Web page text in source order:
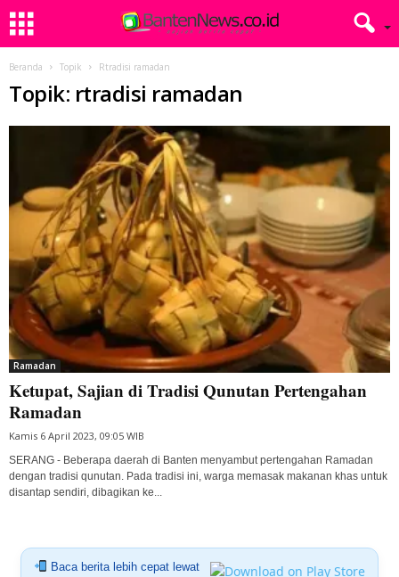
Beranda Topik Rtradisi ramadan
Topik: rtradisi ramadan
Ramadan
Ketupat, Sajian di Tradisi Qunutan Pertengahan
Ramadan
Kamis 6 April 2023, 09:05 WIB
SERANG - Beberapa daerah di Banten menyambut pertengahan Ramadan
dengan tradisi qunutan. Pada tradisi ini, warga memasak makanan khas untuk
disantap sendiri, dibagikan ke...
Baca berita lebih cepat lewat